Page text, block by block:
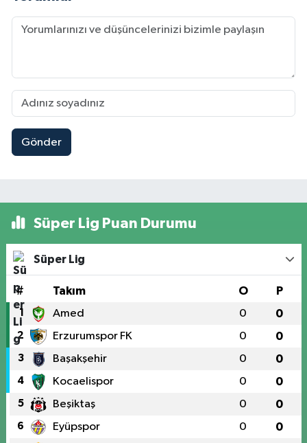
Gönder
Süper Lig Puan Durumu
Süper Lig
# Takım O P
1 Amed 0 0
2 Erzurumspor FK 0 0
3 Başakşehir 0 0
4 Kocaelispor 0 0
5 Beşiktaş 0 0
6 Eyüpspor 0 0